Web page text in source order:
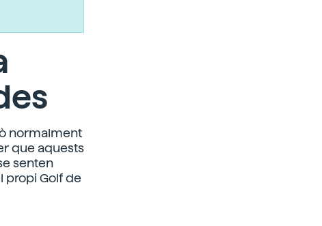
normalment
que aquests
senten
propi Golf de